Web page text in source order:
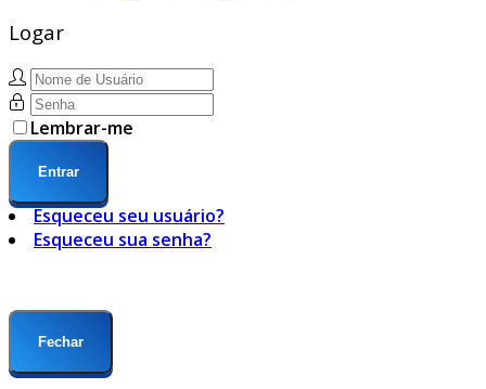
Logar
Lembrar-me
Entrar
Esqueceu seu usuário?
Esqueceu sua senha?
Fechar